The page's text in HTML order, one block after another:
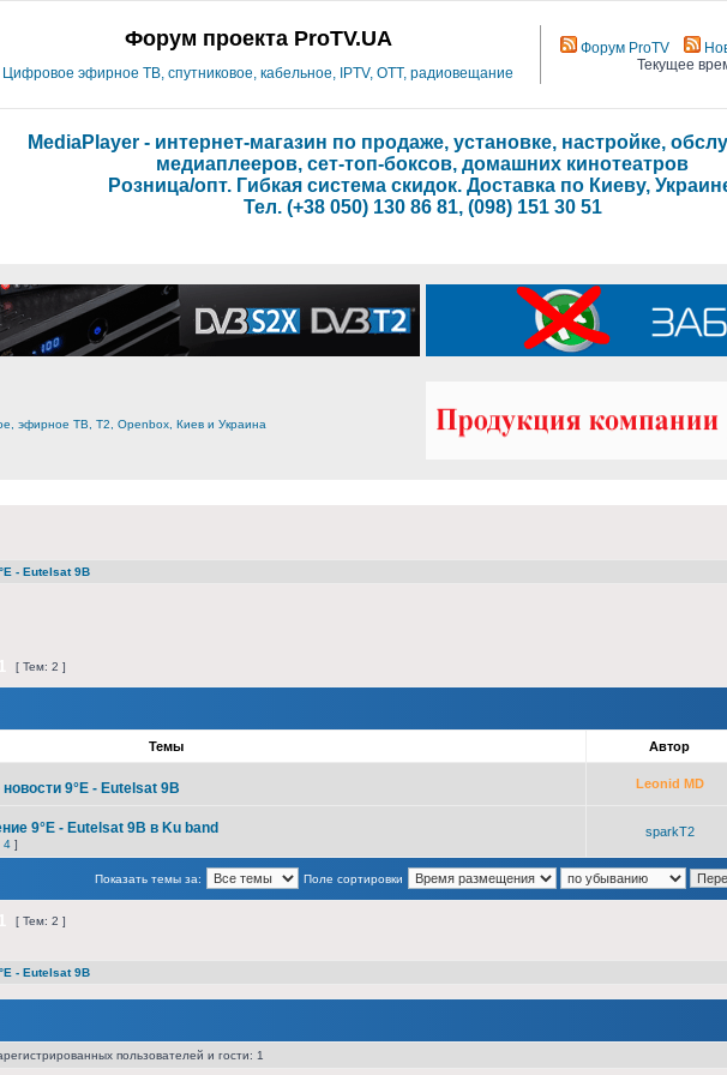
Форум проекта ProTV.UA
Цифровое эфирное ТВ, спутниковое, кабельное, IPTV, OTT, радиовещание
Форум ProTV
Текущее
MediaPlayer - интернет-магазин по продаже, установке, настройке,
медиаплееров, сет-топ-боксов, домашних кинотеатров
Розница/опт. Гибкая система скидок. Доставка по Киеву,
Тел. (+38 050) 130 86 81, (098) 151 30 51
- Eutelsat 9B
[ Тем: 2 ]
Темы Автор
9°E - Eutelsat 9B Leonid MD
9°E - Eutelsat 9B в Ku band
4 ]
sparkT2
Показать темы за: Поле сортировки
[ Тем: 2 ]
- Eutelsat 9B
пользователей и гости: 1